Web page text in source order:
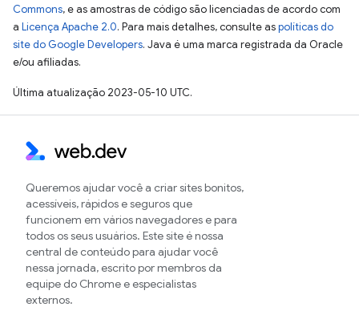
Commons, e as amostras de código são licenciadas de acordo com
a Licença Apache 2.0. Para mais detalhes, consulte aspolíticas do
site do Google Developers. Java é uma marca registrada da Oracle
e/ou afiliadas.
Última atualização 2023-05-10 UTC.
Queremos ajudar você a criar sites bonitos,
acessíveis, rápidos e seguros que
funcionem em vários navegadores e para
todos os seus usuários. Este site é nossa
central de conteúdo para ajudar você
nessa jornada, escrito por membros da
equipe do Chrome e especialistas
externos.